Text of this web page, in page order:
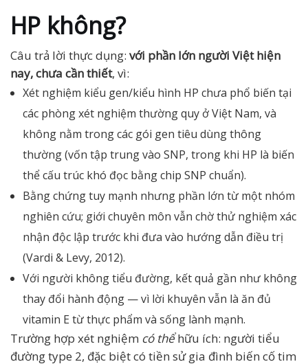
HP không?
Câu trả lời thực dụng: với phần lớn người Việt hiện
nay, chưa cần thiết, vì:
Xét nghiệm kiểu gen/kiểu hình HP chưa phổ biến tại
các phòng xét nghiệm thường quy ở Việt Nam, và
không nằm trong các gói gen tiêu dùng thông
thường (vốn tập trung vào SNP, trong khi HP là biến
thể cấu trúc khó đọc bằng chip SNP chuẩn).
Bằng chứng tuy mạnh nhưng phần lớn từ một nhóm
nghiên cứu; giới chuyên môn vẫn chờ thử nghiệm xác
nhận độc lập trước khi đưa vào hướng dẫn điều trị
(Vardi & Levy, 2012).
Với người không tiểu đường, kết quả gần như không
thay đổi hành động — vì lời khuyên vẫn là ăn đủ
vitamin E từ thực phẩm và sống lành mạnh.
Trường hợp xét nghiệm có thểhữu ích: người tiểu
đường type 2, đặc biệt có tiền sử gia đình biến cố tim